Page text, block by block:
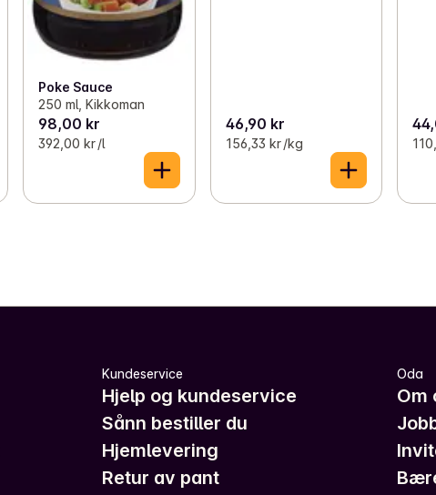
Poke Sauce
250 ml, Kikkoman
98,00 kr
392,00 kr /l
46,90 kr
156,33 kr /kg
Kundeservice
Hjelp og kundeservice
Sånn bestiller du
Hjemlevering
Retur av pant
Oda
Om